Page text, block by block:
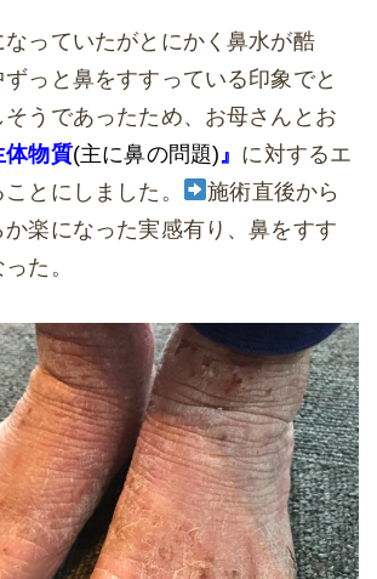
っていたがとにかく鼻水が酷
っと鼻をすすっている印象でと
うであったため、お母さんとお
体物質(主に鼻の問題) 』 に対するエ
とにしました。
施術直後から
楽になった実感有り、鼻をすす
た。